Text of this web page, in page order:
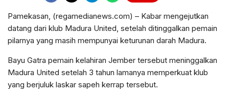
Pamekasan, (regamedianews.com) – Kabar mengejutkan
datang dari klub Madura United, setelah ditinggalkan pemain
pilarnya yang masih mempunyai keturunan darah Madura.
Bayu Gatra pemain kelahiran Jember tersebut meninggalkan
Madura United setelah 3 tahun lamanya memperkuat klub
yang berjuluk laskar sapeh kerrap tersebut.